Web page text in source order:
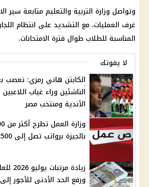
وتواصل وزارة التربية والتعليم متابعة سير
غرف العمليات، مع التشديد على انتظام
المناسبة للطلاب طوال فترة الامتحانات.
لا يفوتك
الكابتن هاني رمزي:
الناشئين وراء غياب
الأندية ومنتخب مصر
بالجيزة برواتب تصل إلى 12500 جنيه
زيادة
ورفع الحد الأدنى للأجور إلى 8100 جنيه